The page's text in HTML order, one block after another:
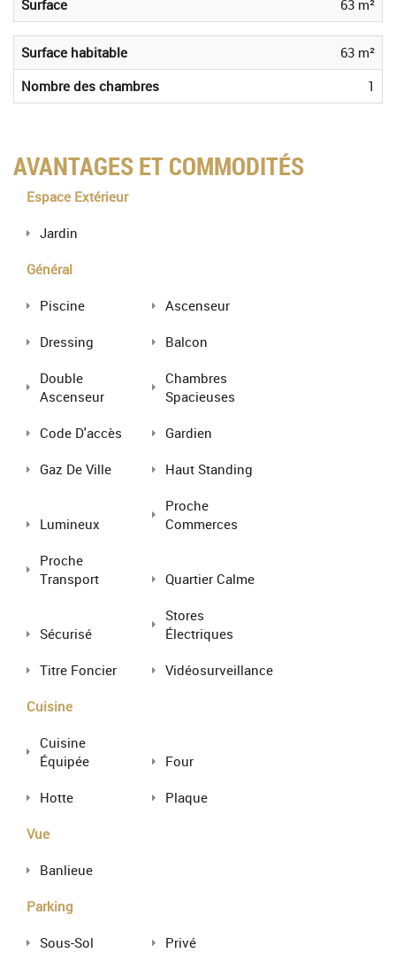
Surface 63 m²
Surface habitable
63 m²
Nombre des chambres
1
AVANTAGES ET COMMODITÉS
Espace Extérieur
Jardin
Général
Piscine Ascenseur
Dressing Balcon
Double
Ascenseur
Chambres
Spacieuses
Code D'accès Gardien
Gaz De Ville Haut Standing
Lumineux
Proche
Commerces
Proche
Transport
Quartier Calme
Sécurisé
Stores
Électriques
Titre Foncier Vidéosurveillance
Cuisine
Cuisine
Équipée
Four
Hotte Plaque
Vue
Banlieue
Parking
Sous-Sol Privé